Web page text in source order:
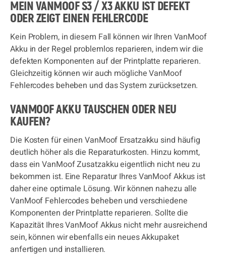
MEIN VANMOOF S3 / X3 AKKU IST DEFEKT
ODER ZEIGT EINEN FEHLERCODE
Kein Problem, in diesem Fall können wir Ihren VanMoof
Akku in der Regel problemlos reparieren, indem wir die
defekten Komponenten auf der Printplatte reparieren.
Gleichzeitig können wir auch mögliche VanMoof
Fehlercodes beheben und das System zurücksetzen.
VANMOOF AKKU TAUSCHEN ODER NEU
KAUFEN?
Die Kosten für einen VanMoof Ersatzakku sind häufig
deutlich höher als die Reparaturkosten. Hinzu kommt,
dass ein VanMoof Zusatzakku eigentlich nicht neu zu
bekommen ist. Eine Reparatur Ihres VanMoof Akkus ist
daher eine optimale Lösung. Wir können nahezu alle
VanMoof Fehlercodes beheben und verschiedene
Komponenten der Printplatte reparieren. Sollte die
Kapazität Ihres VanMoof Akkus nicht mehr ausreichend
sein, können wir ebenfalls ein neues Akkupaket
anfertigen und installieren.